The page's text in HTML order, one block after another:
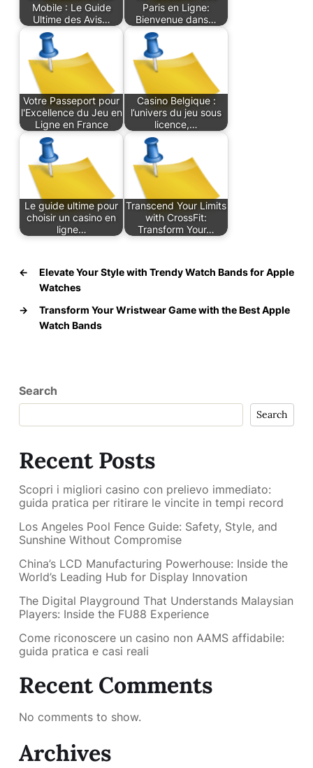
Mobile : Le Guide
Ultime des Avis…
Paris en Ligne:
Bienvenue dans…
Votre Passeport pour
l'Excellence du Jeu en
Ligne en France
Casino Belgique :
l’univers du jeu sous
licence,…
Le guide ultime pour
choisir un casino en
ligne…
Transcend Your Limits
with CrossFit:
Transform Your…
←
Elevate Your Style with Trendy Watch Bands for Apple
Watches
→
Transform Your Wristwear Game with the Best Apple
Watch Bands
Search
Search
Recent Posts
Scopri i migliori casino con prelievo immediato:
guida pratica per ritirare le vincite in tempi record
Los Angeles Pool Fence Guide: Safety, Style, and
Sunshine Without Compromise
China’s LCD Manufacturing Powerhouse: Inside the
World’s Leading Hub for Display Innovation
The Digital Playground That Understands Malaysian
Players: Inside the FU88 Experience
Come riconoscere un casino non AAMS affidabile:
guida pratica e casi reali
Recent Comments
No comments to show.
Archives